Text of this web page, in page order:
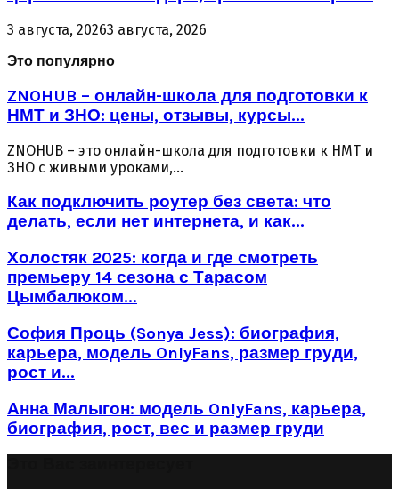
3 августа, 20263 августа, 2026
Это популярно
ZNOHUB – онлайн-школа для подготовки к
НМТ и ЗНО: цены, отзывы, курсы...
ZNOHUB – это онлайн-школа для подготовки к НМТ и
ЗНО с живыми уроками,...
Как подключить роутер без света: что
делать, если нет интернета, и как...
Холостяк 2025: когда и где смотреть
премьеру 14 сезона с Тарасом
Цымбалюком...
София Проць (Sonya Jess): биография,
карьера, модель OnlyFans, размер груди,
рост и...
Анна Малыгон: модель OnlyFans, карьера,
биография, рост, вес и размер груди